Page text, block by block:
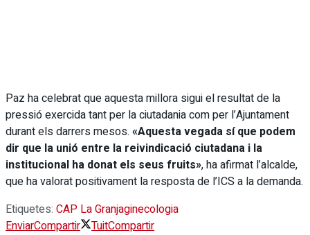
Paz ha celebrat que aquesta millora sigui el resultat de la
pressió exercida tant per la ciutadania com per l’Ajuntament
durant els darrers mesos. «Aquesta vegada sí que podem
dir que la unió entre la reivindicació ciutadana i la
institucional ha donat els seus fruits», ha afirmat l’alcalde,
que ha valorat positivament la resposta de l’ICS a la demanda.
Etiquetes: CAP La Granjaginecologia
EnviarCompartir TuitCompartir